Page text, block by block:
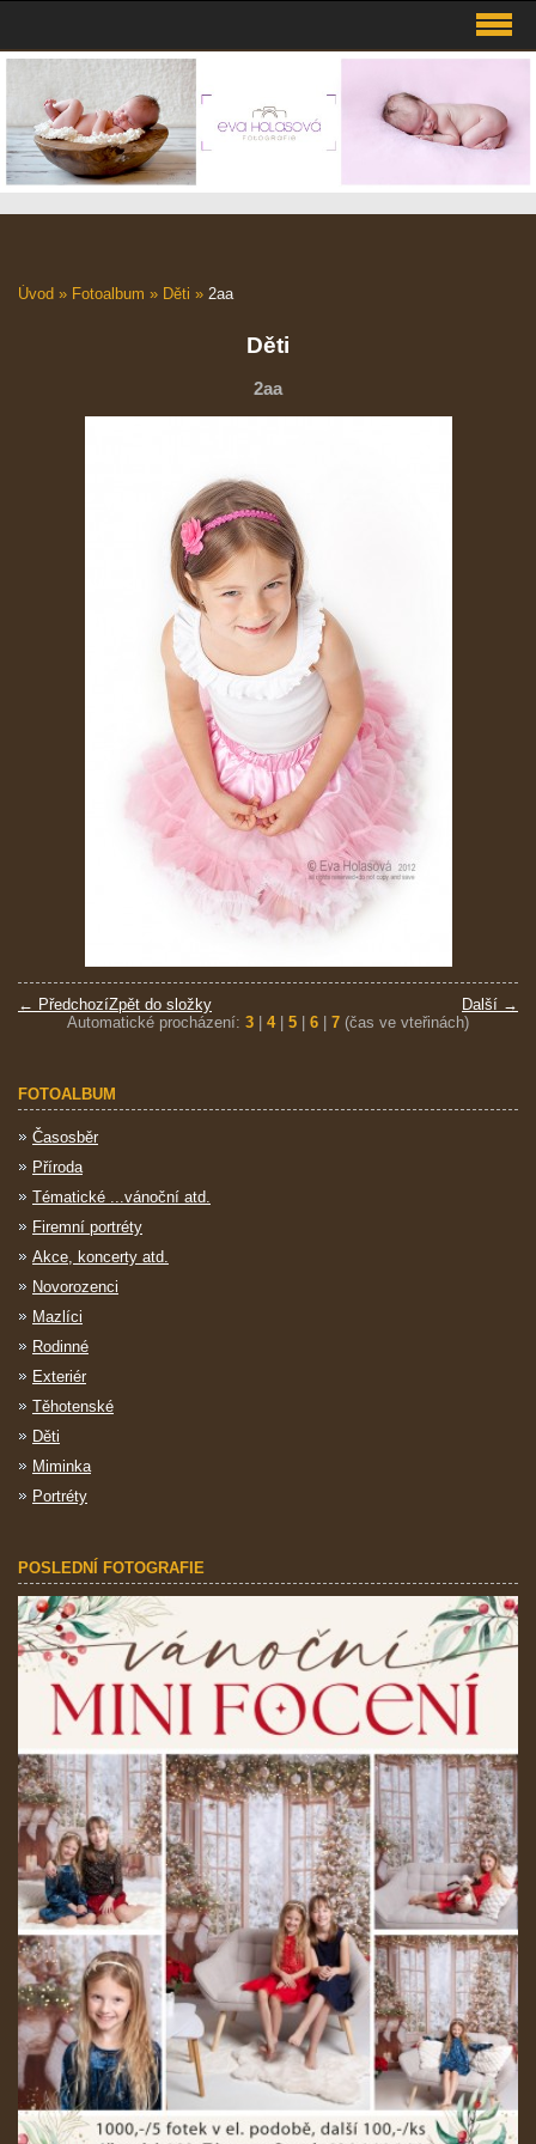
Úvod » Fotoalbum » Děti » 2aa
Děti
2aa
← Předchozí Další →
Zpět do složky
Automatické procházení: 3 4| 5 6 7 (čas ve vteřinách)
FOTOALBUM
Časosběr
Příroda
Tématické ...vánoční atd.
Firemní portréty
Akce, koncerty atd.
Novorozenci
Mazlíci
Rodinné
Exteriér
Těhotenské
Děti
Miminka
Portréty
POSLEDNÍ FOTOGRAFIE